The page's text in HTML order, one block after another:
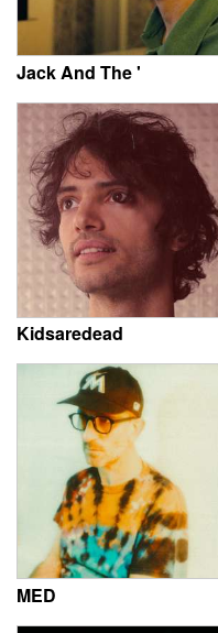
Jack And The '
Kidsaredead
MED